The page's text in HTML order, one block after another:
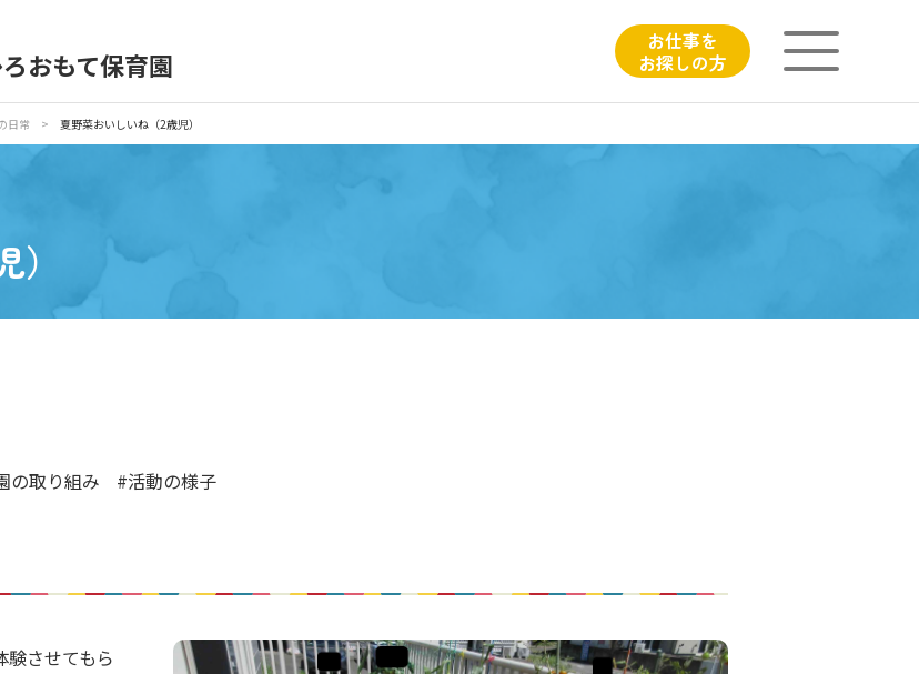
おもて保育園
お仕事を
お探しの方
サイトのご利用について サイトマップ
日常 > 夏野菜おいしいね（2歳児）
の取り組み #活動の様子
験させてもら